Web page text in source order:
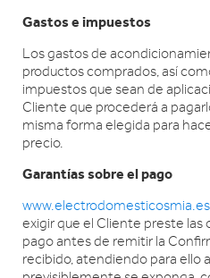
Gastos e impuestos
Los gastos de
productos comprados, así
impuestos que sean de
Cliente que procederá a
misma forma elegida para
precio.
Garantías sobre el pago
www.electrodomesticosmia.es
exigir que el Cliente preste las
pago antes de remitir la
recibido, atendiendo para ello